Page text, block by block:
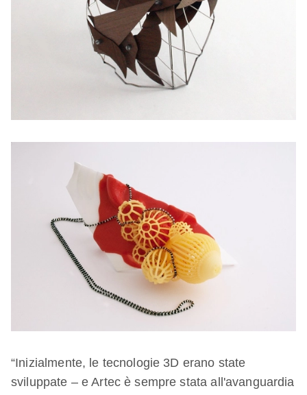
“Inizialmente, le tecnologie 3D erano state
sviluppate – e Artec è sempre stata all'avanguardia